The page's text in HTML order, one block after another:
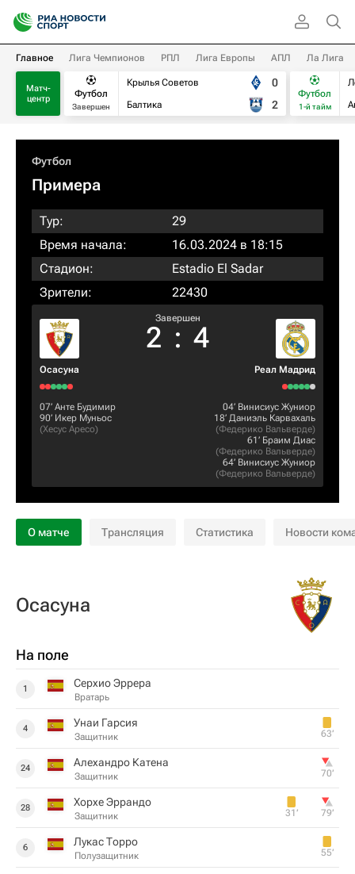
Главное Лига Чемпионов РПЛ Лига Европы АПЛ Ла Лига
Матч-
центр
Футбол
Завершен
Крылья Советов
Балтика
0
2
Футбол
1-й тайм
Футбол
Примера
Тур:
29
Время начала:
16.03.2024 в 18:15
Стадион:
Estadio El Sadar
Зрители:
22430
Осасуна
Завершен
2 : 4
Реал Мадрид
07‎’‎ Анте Будимир
90‎’‎ Икер Муньос
(Хесус Аресо)
04‎’‎ Винисиус Жуниор
18‎’‎ Даниэль Карвахаль
(Федерико Вальверде)
61‎’‎ Браим Диас
(Федерико Вальверде)
64‎’‎ Винисиус Жуниор
(Федерико Вальверде)
О матче Трансляция Статистика Новости
Осасуна
На поле
1 Серхио Эррера
Вратарь
4 Унаи Гарсия
Защитник 63‎’‎
24 Алехандро Катена
Защитник 70‎’‎
28 Хорхе Эррандо
Защитник 31‎’‎ 79‎’‎
6 Лукас Торро
Полузащитник 55‎’‎